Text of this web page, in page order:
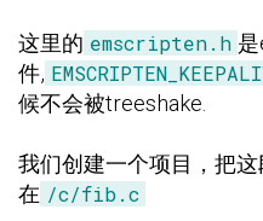
这里的 emscripten.h
件,
候不会被treeshake.
我们创建一个项目，把这
在 /c/fib.c